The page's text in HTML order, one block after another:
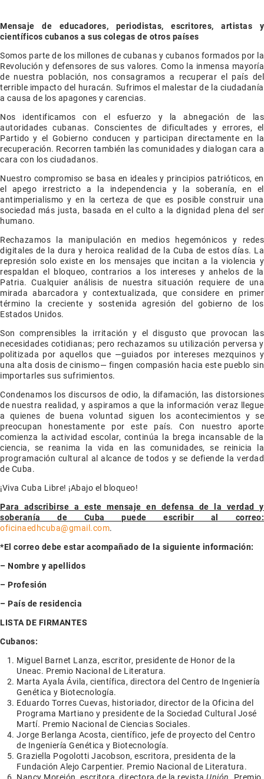
Mensaje de educadores, periodistas, escritores, artistas y
científicos cubanos a sus colegas de otros países
Somos parte de los millones de cubanas y cubanos formados por la
Revolución y defensores de sus valores. Como la inmensa mayoría
de nuestra población, nos consagramos a recuperar el país del
terrible impacto del huracán. Sufrimos el malestar de la ciudadanía
a causa de los apagones y carencias.
Nos identificamos con el esfuerzo y la abnegación de las
autoridades cubanas. Conscientes de dificultades y errores, el
Partido y el Gobierno conducen y participan directamente en la
recuperación. Recorren también las comunidades y dialogan cara a
cara con los ciudadanos.
Nuestro compromiso se basa en ideales y principios patrióticos, en
el apego irrestricto a la independencia y la soberanía, en el
antimperialismo y en la certeza de que es posible construir una
sociedad más justa, basada en el culto a la dignidad plena del ser
humano.
Rechazamos la manipulación en medios hegemónicos y redes
digitales de la dura y heroica realidad de la Cuba de estos días. La
represión solo existe en los mensajes que incitan a la violencia y
respaldan el bloqueo, contrarios a los intereses y anhelos de la
Patria. Cualquier análisis de nuestra situación requiere de una
mirada abarcadora y contextualizada, que considere en primer
término la creciente y sostenida agresión del gobierno de los
Estados Unidos.
Son comprensibles la irritación y el disgusto que provocan las
necesidades cotidianas; pero rechazamos su utilización perversa y
politizada por aquellos que —guiados por intereses mezquinos y
una alta dosis de cinismo— fingen compasión hacia este pueblo sin
importarles sus sufrimientos.
Condenamos los discursos de odio, la difamación, las distorsiones
de nuestra realidad, y aspiramos a que la información veraz llegue
a quienes de buena voluntad siguen los acontecimientos y se
preocupan honestamente por este país. Con nuestro aporte
comienza la actividad escolar, continúa la brega incansable de la
ciencia, se reanima la vida en las comunidades, se reinicia la
programación cultural al alcance de todos y se defiende la verdad
de Cuba.
¡Viva Cuba Libre! ¡Abajo el bloqueo!
Para adscribirse a este mensaje en defensa de la verdad y
soberanía de Cuba puede escribir al correo:
oficinaedhcuba@gmail.com.
*El correo debe estar acompañado de la siguiente información:
– Nombre y apellidos
– Profesión
– País de residencia
LISTA DE FIRMANTES
Cubanos:
Miguel Barnet Lanza, escritor, presidente de Honor de la
Uneac. Premio Nacional de Literatura.
Marta Ayala Ávila, científica, directora del Centro de Ingeniería
Genética y Biotecnología.
Eduardo Torres Cuevas, historiador, director de la Oficina del
Programa Martiano y presidente de la Sociedad Cultural José
Martí. Premio Nacional de Ciencias Sociales.
Jorge Berlanga Acosta, científico, jefe de proyecto del Centro
de Ingeniería Genética y Biotecnología.
Graziella Pogolotti Jacobson, escritora, presidenta de la
Fundación Alejo Carpentier. Premio Nacional de Literatura.